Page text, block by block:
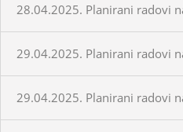
28.04.2025. Planirani radovi
29.04.2025. Planirani radovi
29.04.2025. Planirani radovi